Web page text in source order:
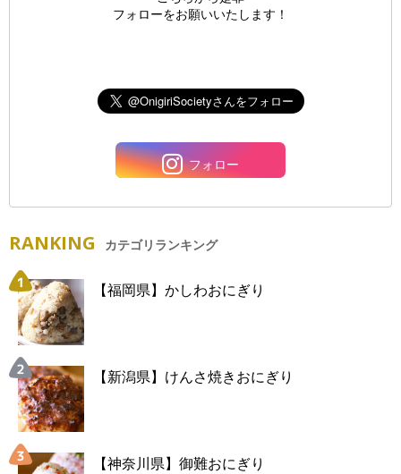
フォローをお願いいたします！
フォロー
RANKING カテゴリランキング
【福岡県】かしわおにぎり
【新潟県】けんさ焼きおにぎり
【神奈川県】御難おにぎり